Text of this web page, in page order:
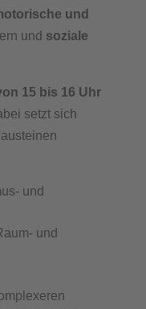
und
und soziale
15 bis 16 Uhr
setzt sich
und
und